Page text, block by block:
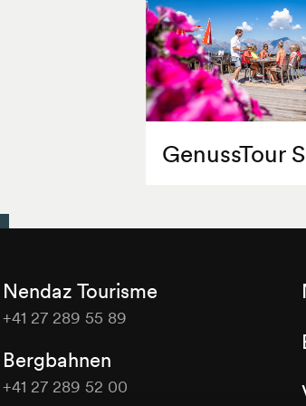
GenussTour
Nendaz Tourisme
+41 27 289 55 89
Bergbahnen
+41 27 289 52 00